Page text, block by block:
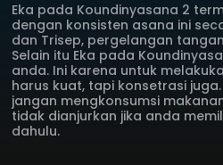
Eka pada Koundinyasana 2
dengan konsisten asana ini
dan Trisep, pergelangan
Selain itu Eka pada
anda. Ini karena untuk
harus kuat, tapi konsetrasi
jangan mengkonsumsi
tidak dianjurkan jika anda
dahulu.